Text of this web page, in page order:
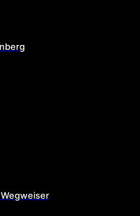
Wegweiser